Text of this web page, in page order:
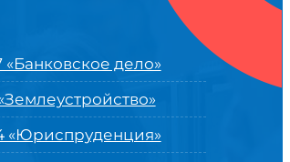
«Банковское дело»
«Землеустройство»
«Юриспруденция»